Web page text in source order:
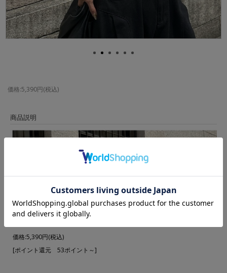
価格:5,390円(税込)
商品説明
▼ 商品説明の続きを見る ▼
価格:5,390円(税込)
[ポイント還元 53ポイント～]